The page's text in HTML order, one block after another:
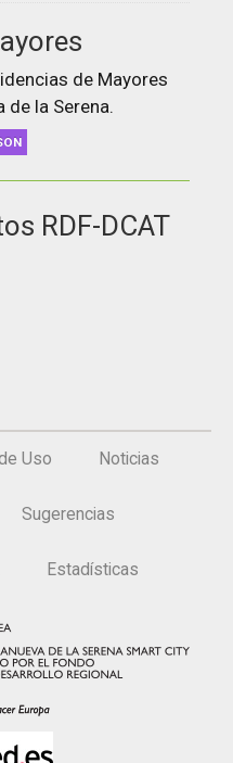
de Mayores
de la Serena.
RDF-DCAT
Uso Noticias
Sugerencias
Estadísticas